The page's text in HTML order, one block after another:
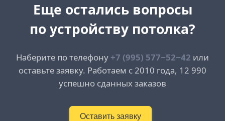
Еще остались вопросы
по устройству потолка?
Наберите по телефону +7 (995) 577−52−42 или
оставьте заявку. Работаем с 2010 года, 12 990
успешно сданных заказов
Оставить заявку